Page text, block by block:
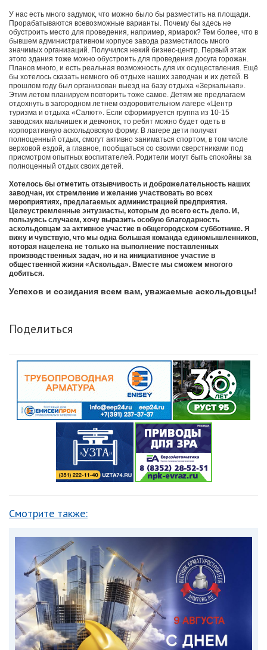
У нас есть много задумок, что можно было бы разместить на площади.
Прорабатываются всевозможные варианты. Почему бы здесь не
обустроить место для проведения, например, ярмарок? Тем более, что в
бывшем административном корпусе завода разместилось много
значимых организаций. Получился некий бизнес-центр. Первый этаж
этого здания тоже можно обустроить для проведения досуга горожан.
Планов много, и есть реальная возможность для их осуществления. Ещё
бы хотелось сказать немного об отдыхе наших заводчан и их детей. В
прошлом году был организован выезд на базу отдыха «Зеркальная».
Этим летом планируем повторить тоже самое. Детям же предлагаем
отдохнуть в загородном летнем оздоровительном лагере «Центр
туризма и отдыха «Салют». Если сформируется группа из 10-15
заводских мальчишек и девчонок, то ребят можно будет одеть в
корпоративную аскольдовскую форму. В лагере дети получат
полноценный отдых, смогут активно заниматься спортом, в том числе
верховой ездой, а главное, пообщаться со своими сверстниками под
присмотром опытных воспитателей. Родители могут быть спокойны за
полноценный отдых своих детей.
Хотелось бы отметить отзывчивость и доброжелательность наших
заводчан, их стремление и желание участвовать во всех
мероприятиях, предлагаемых администрацией предприятия.
Целеустремленные энтузиасты, которым до всего есть дело. И,
пользуясь случаем, хочу выразить особую благодарность
аскольдовцам за активное участие в общегородском субботнике. Я
вижу и чувствую, что мы одна большая команда единомышленников,
которая нацелена не только на выполнение поставленных
производственных задач, но и на инициативное участие в
общественной жизни «Аскольда». Вместе мы сможем многого
добиться.
Успехов и созидания всем вам, уважаемые аскольдовцы!
Поделиться
Смотрите также: